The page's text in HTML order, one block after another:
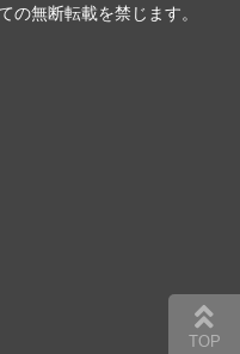
の無断転載を禁じます。